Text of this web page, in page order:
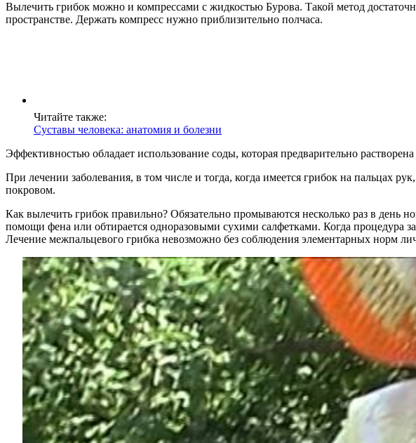
Вылечить грибок можно и компрессами с жидкостью Бурова. Такой метод
пространстве. Держать компресс нужно приблизительно полчаса.
Читайте также:
Суставы человека: анатомия и болезни
Эффективностью обладает использование соды, которая предварительно
При лечении заболевания, в том числе и тогда, когда имеется грибок на пальцах
покровом.
Как вылечить грибок правильно? Обязательно промываются несколько раз в день
помощи фена или обтирается одноразовыми сухими салфетками. Когда процедура
Лечение межпальцевого грибка невозможно без соблюдения элементарных норм